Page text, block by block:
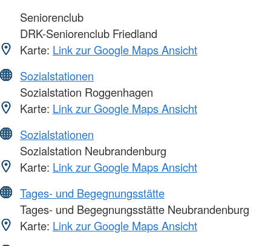
Seniorenclub
DRK-Seniorenclub Friedland
Karte: Link zur Google Maps Ansicht
Sozialstationen
Sozialstation Roggenhagen
Karte: Link zur Google Maps Ansicht
Sozialstationen
Sozialstation Neubrandenburg
Karte: Link zur Google Maps Ansicht
Tages- und Begegnungsstätte
Tages- und Begegnungsstätte Neubrandenburg
Karte: Link zur Google Maps Ansicht